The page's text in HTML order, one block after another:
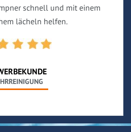
schnell und mit einem
lächeln helfen.